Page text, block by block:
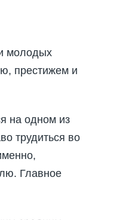
молодых
престижем и
на одном из
трудиться во
Главное